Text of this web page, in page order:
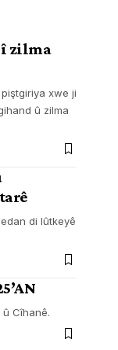
zilma
xwe ji
û zilma
di lûtkeyê
Cîhanê.